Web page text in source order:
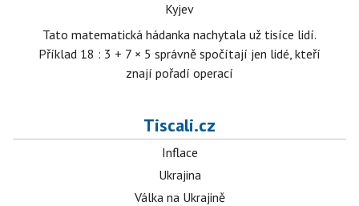
Kyjev
Tato matematická hádanka nachytala už tisíce lidí.
Příklad 18 : 3 + 7 × 5 správně spočítají jen lidé, kteří
znají pořadí operací
Tiscali.cz
Inflace
Ukrajina
Válka na Ukrajině